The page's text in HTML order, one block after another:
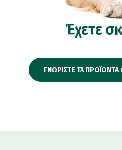
Έχετε
ΓΝΩΡΙΣΤΕ ΤΑ ΠΡΟΪΟΝΤΑ